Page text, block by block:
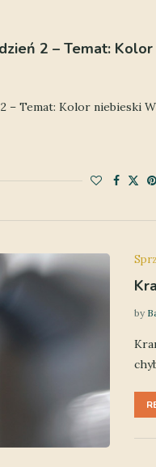
2 – Temat:
– Temat: Kolor niebieski
by